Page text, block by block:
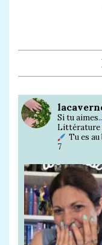
Si tu
Littérature
Tu es
7